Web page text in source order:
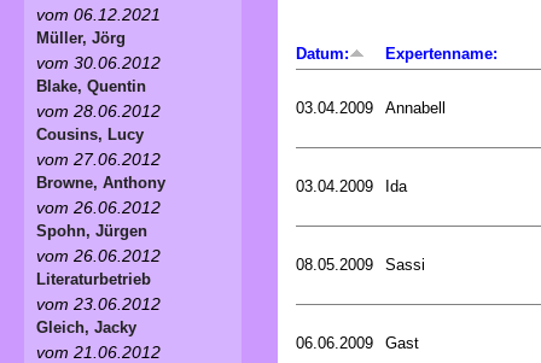
Datum: Expertenname:
03.04.2009 Annabell
03.04.2009 Ida
08.05.2009 Sassi
06.06.2009 Gast
vom 06.12.2021
Müller, Jörg
vom 30.06.2012
Blake, Quentin
vom 28.06.2012
Cousins, Lucy
vom 27.06.2012
Browne, Anthony
vom 26.06.2012
Spohn, Jürgen
vom 26.06.2012
Literaturbetrieb
vom 23.06.2012
Gleich, Jacky
vom 21.06.2012